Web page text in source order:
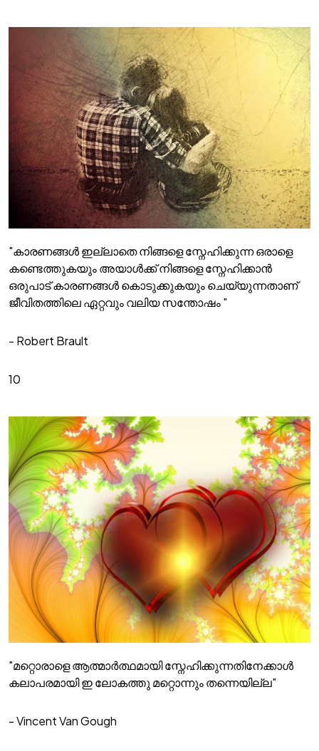
"കാരണങ്ങൾ ഇല്ലാതെ നിങ്ങളെ സ്നേഹിക്കുന്ന ഒരാളെ
കണ്ടെത്തുകയും അയാൾക്ക് നിങ്ങളെ സ്നേഹിക്കാൻ
ഒരുപാട് കാരണങ്ങൾ കൊടുക്കുകയും ചെയ്യുന്നതാണ്
ജീവിതത്തിലെ ഏറ്റവും വലിയ സന്തോഷം "
- Robert Brault
10
"മറ്റൊരാളെ ആത്മാർത്ഥമായി സ്നേഹിക്കുന്നതിനേക്കാൾ
കലാപരമായി ഇ ലോകത്തു മറ്റൊന്നും തന്നെയില്ല"
- Vincent Van Gough